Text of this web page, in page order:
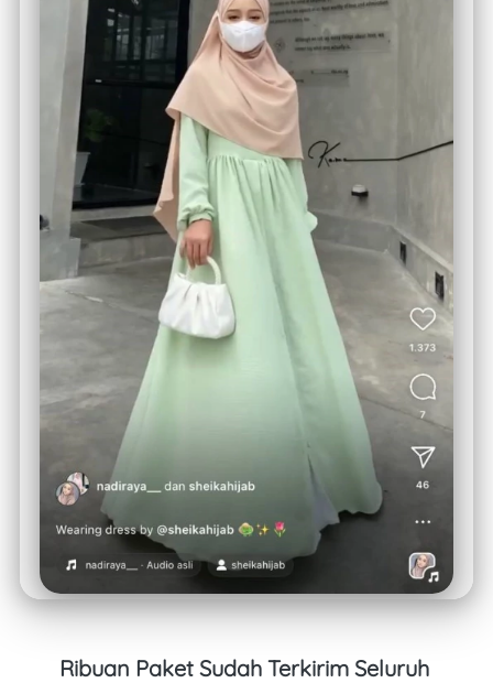
Ribuan Paket Sudah Terkirim Seluruh